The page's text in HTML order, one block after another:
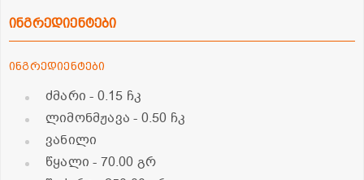
ინგრედიენტები
ინგრედიენტები
ძმარი- 0.15 ჩკ
ლიმონმჟავა- 0.50 ჩკ
ვანილი
წყალი- 70.00 გრ